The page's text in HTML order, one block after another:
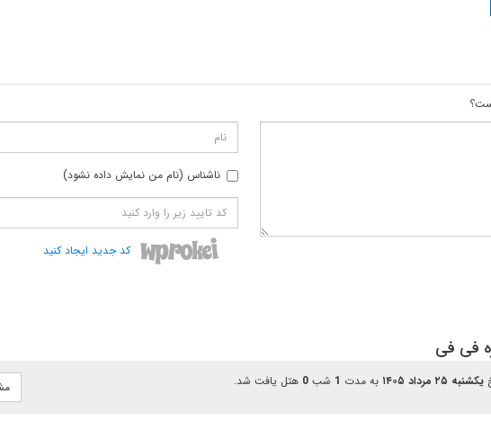
ناشناس (نام من نمایش داده نشود)
کد جدید ایجاد کنید
فی فی
یکشنبه ۲۵ مرداد ۱۴۰۵ به مدت 1 شب 0 هتل یافت شد.